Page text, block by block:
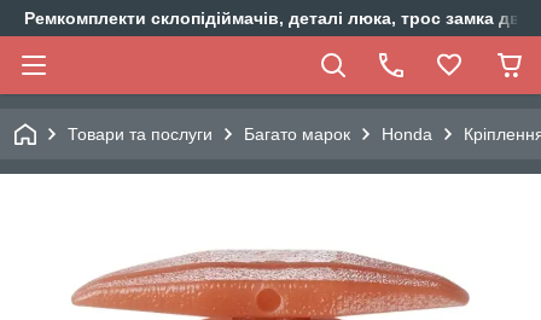
Ремкомплекти склопідіймачів, деталі люка, трос замка
Товари та послуги Багато марок Honda